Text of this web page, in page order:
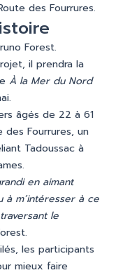
des Fourrures.
Forest.
il prendra la
À la Mer du Nord
âgés de 22 à 61
des Fourrures, un
Tadoussac à
en aimant
à m’intéresser à ce
le
les participants
mieux faire